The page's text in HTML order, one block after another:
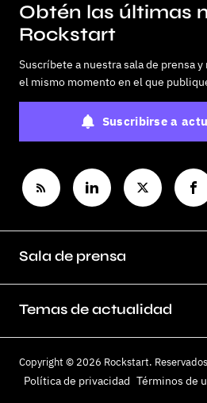
Obtén las últimas
Rockstart
Suscríbete a nuestra sala de prensa
el mismo momento en el que
Suscribirse a
Sala de prensa
Temas de actualidad
Copyright © 2026 Rockstart.
Política de privacidad Términos de